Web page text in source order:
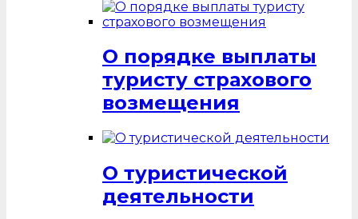
О порядке выплаты
туристу страхового
возмещения
О туристической
деятельности